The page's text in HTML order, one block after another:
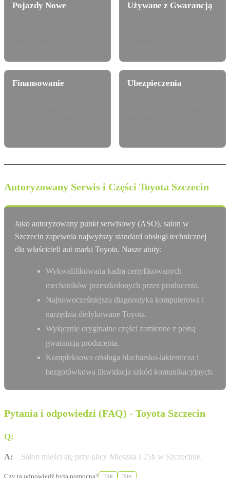
Pojazdy Nowe Używane z Gwarancją
Finansowanie Ubezpieczenia
Autoryzowany Serwis i Części Toyota Szczecin
Jako autoryzowany punkt serwisowy (ASO), salon w
Szczecin zapewnia najwyższy standard obsługi technicznej
dla właścicieli aut marki Toyota. Nasze atuty:
Wykwalifikowana kadra certyfikowanych
mechaników przeszkolonych przez producenta.
Najnowocześniejsza diagnostyka komputerowa i
narzędzia dedykowane Toyota.
Wyłącznie oryginalne części zamienne z pełną
gwarancją producenta.
Kompleksowa obsługa blacharsko-lakiernicza i
bezgotówkowa likwidacja szkód komunikacyjnych.
Pytania i odpowiedzi (FAQ) - Toyota Szczecin
Q:
A: Salon mieści się przy ulicy Mieszka I 25b w Szczecinie.
Czy ta odpowiedź była pomocna?